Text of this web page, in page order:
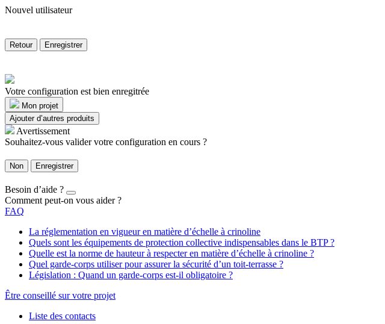
Nouvel utilisateur
Retour Enregistrer
Votre configuration est bien enregitrée
Mon projet
Ajouter d’autres produits
Avertissement
Souhaitez-vous valider votre configuration en cours ?
Non Enregistrer
Besoin d’aide ?
Comment peut-on vous aider ?
FAQ
La réglementation en vigueur en matière d’échelle à crinoline
Quels sont les équipements de protection collective indispensables dans le BTP ?
Quelle est la norme de hauteur à respecter en matière d’échelle à crinoline ?
Quel garde-corps utiliser pour assurer la sécurité d’un toit-terrasse ?
Législation : Quand un garde-corps est-il obligatoire ?
Être conseillé sur votre projet
Liste des contacts